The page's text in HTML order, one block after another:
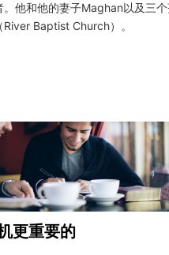
。他和他的妻子Maghan以及三
Baptist Church）。
更重要的